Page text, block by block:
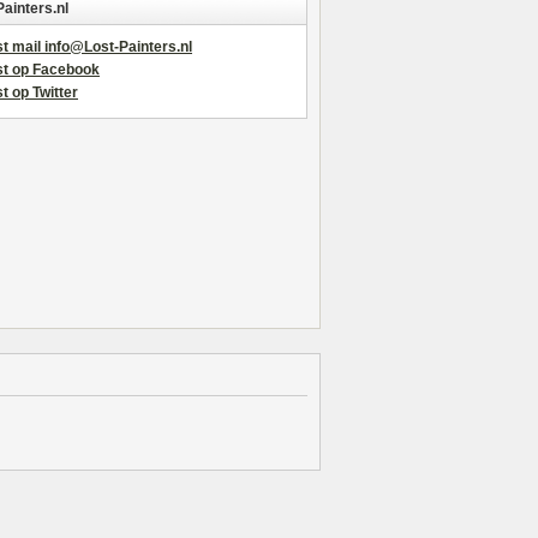
mail info@Lost-Painters.nl
op Facebook
op Twitter